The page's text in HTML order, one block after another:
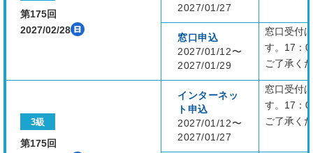
第175回
2027/02/28
2027/01/27
窓口申込
2027/01/12〜
2027/01/29
窓口受付
す。17：
ご了承く
3級
第175回
インターネッ
ト申込
2027/01/12〜
2027/01/27
窓口受付
す。17：
ご了承く